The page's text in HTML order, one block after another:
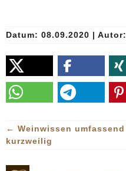
Datum: 08.09.2020 | Autor:
← Weinwissen umfassend
kurzweilig